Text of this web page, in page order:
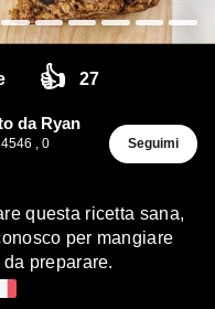
👍 27
da Ryan
, 0
Seguimi
questa ricetta sana,
per mangiare
preparare.